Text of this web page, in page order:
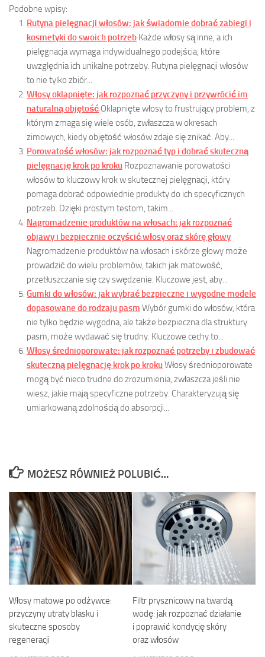
Podobne wpisy:
Rutyna pielęgnacji włosów: jak świadomie dobrać zabiegi i
kosmetyki do swoich potrzeb Każde włosy są inne, a ich
pielęgnacja wymaga indywidualnego podejścia, które
uwzględnia ich unikalne potrzeby. Rutyna pielęgnacji włosów
to nie tylko zbiór...
Włosy oklapnięte: jak rozpoznać przyczyny i przywrócić im
naturalną objętość Oklapnięte włosy to frustrujący problem, z
którym zmaga się wiele osób, zwłaszcza w okresach
zimowych, kiedy objętość włosów zdaje się znikać. Aby...
Porowatość włosów: jak rozpoznać typ i dobrać skuteczną
pielęgnację krok po kroku Rozpoznawanie porowatości
włosów to kluczowy krok w skutecznej pielęgnacji, który
pomaga dobrać odpowiednie produkty do ich specyficznych
potrzeb. Dzięki prostym testom, takim...
Nagromadzenie produktów na włosach: jak rozpoznać
objawy i bezpiecznie oczyścić włosy oraz skórę głowy
Nagromadzenie produktów na włosach i skórze głowy może
prowadzić do wielu problemów, takich jak matowość,
przetłuszczanie się czy swędzenie. Kluczowe jest, aby...
Gumki do włosów: jak wybrać bezpieczne i wygodne modele
dopasowane do rodzaju pasm Wybór gumki do włosów, która
nie tylko będzie wygodna, ale także bezpieczna dla struktury
pasm, może wydawać się trudny. Kluczowe cechy to...
Włosy średnioporowate: jak rozpoznać potrzeby i zbudować
skuteczną pielęgnację krok po krokuWłosy średnioporowate
mogą być nieco trudne do zrozumienia, zwłaszcza jeśli nie
wiesz, jakie mają specyficzne potrzeby. Charakteryzują się
umiarkowaną zdolnością do absorpcji...
MOŻESZ RÓWNIEŻ POLUBIĆ…
Włosy matowe po odżywce:
przyczyny utraty blasku i
skuteczne sposoby
regeneracji
Filtr prysznicowy na twardą
wodę: jak rozpoznać działanie
i poprawić kondycję skóry
oraz włosów